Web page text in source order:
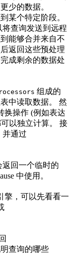
少的数据。
某个特定阶段。
将查询发送到远程
能够合并来自不
返回这些预处理
成剩余的数据处
组成的
中读取数据。 然
换操作 (例如表达
以独立计算。 接
并通过
返回一个临时的
中使用。
擎，可以先看看一
明查询的哪些